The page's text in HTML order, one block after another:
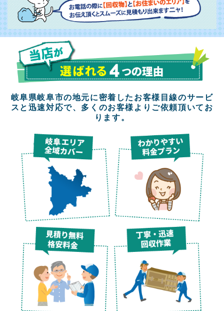
岐阜県岐阜市の地元に密着したお客様目線のサービ
スと迅速対応で、多くのお客様よりご依頼頂いてお
ります。